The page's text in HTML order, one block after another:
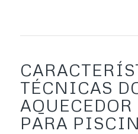
TÉCNICAS
AQUECEDOR
PARA